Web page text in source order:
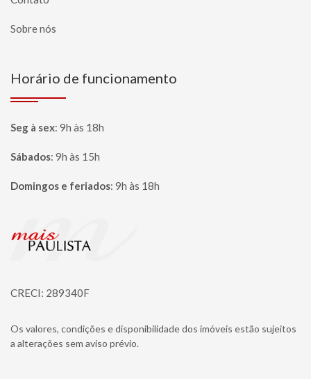
Sobre nós
Horário de funcionamento
Seg à sex: 9h às 18h
Sábados: 9h às 15h
Domingos e feriados: 9h às 18h
Página inicial
CRECI: 289340F
Os valores, condições e disponibilidade dos imóveis estão sujeitos
a alterações sem aviso prévio.